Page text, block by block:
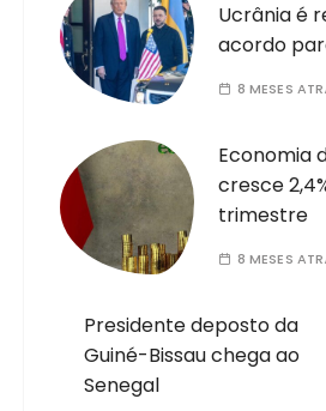
Ucrânia é
acordo
8 MESES
Economia
cresce
trimestre
8 MESES
Presidente deposto da
Guiné-Bissau chega ao
Senegal